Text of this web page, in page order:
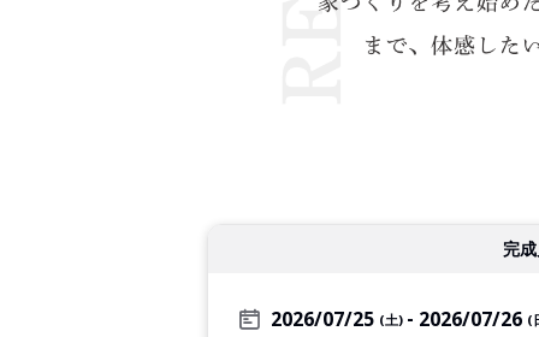
完
2026/07/25 (土) 2026/07/26 (